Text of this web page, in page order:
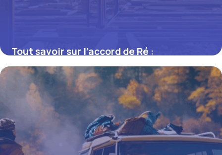
Tout savoir sur l’accord de Ré :
construction, variantes et usages en
musique
16 juin 2026